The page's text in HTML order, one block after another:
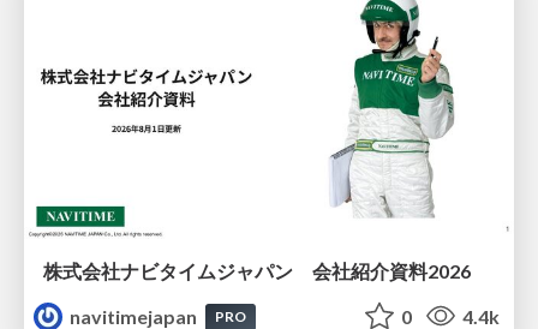
株式会社ナビタイムジャパン 会社紹介資料2026
navitimejapan
PRO 0 4.4k